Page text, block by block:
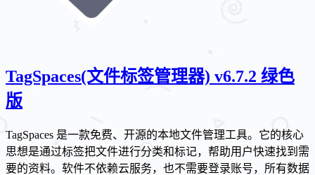
TagSpaces(文件标签管理器) v6.7.2 绿色
版
TagSpaces 是一款免费、开源的本地文件管理工具。它的核心
思想是通过标签把文件进行分类和标记，帮助用户快速找到需
要的资料。软件不依赖云服务，也不需要登录账号，所有数据